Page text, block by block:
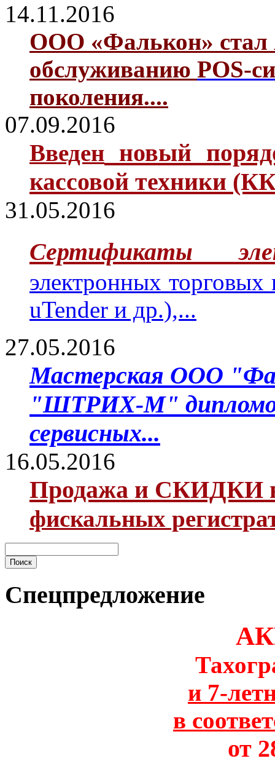
14.11.2016
ООО «Фалькон»
обслуживанию POS-
поколения....
07.09.2016
Введен новый
кассовой техники
31.05.2016
Сертификаты
электронных
uTender и др.),...
27.05.2016
Мастерская ООО
"ШТРИХ-М"
сервисных...
16.05.2016
Продажа и СКИДКИ
фискальных
Спецпредложение
и 7-
в
от